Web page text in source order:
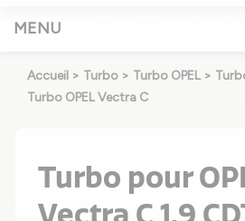
MENU
Accueil > Turbo > Turbo OPEL >
Turbo OPEL Vectra C
Turbo pour
Vectra C 1.9